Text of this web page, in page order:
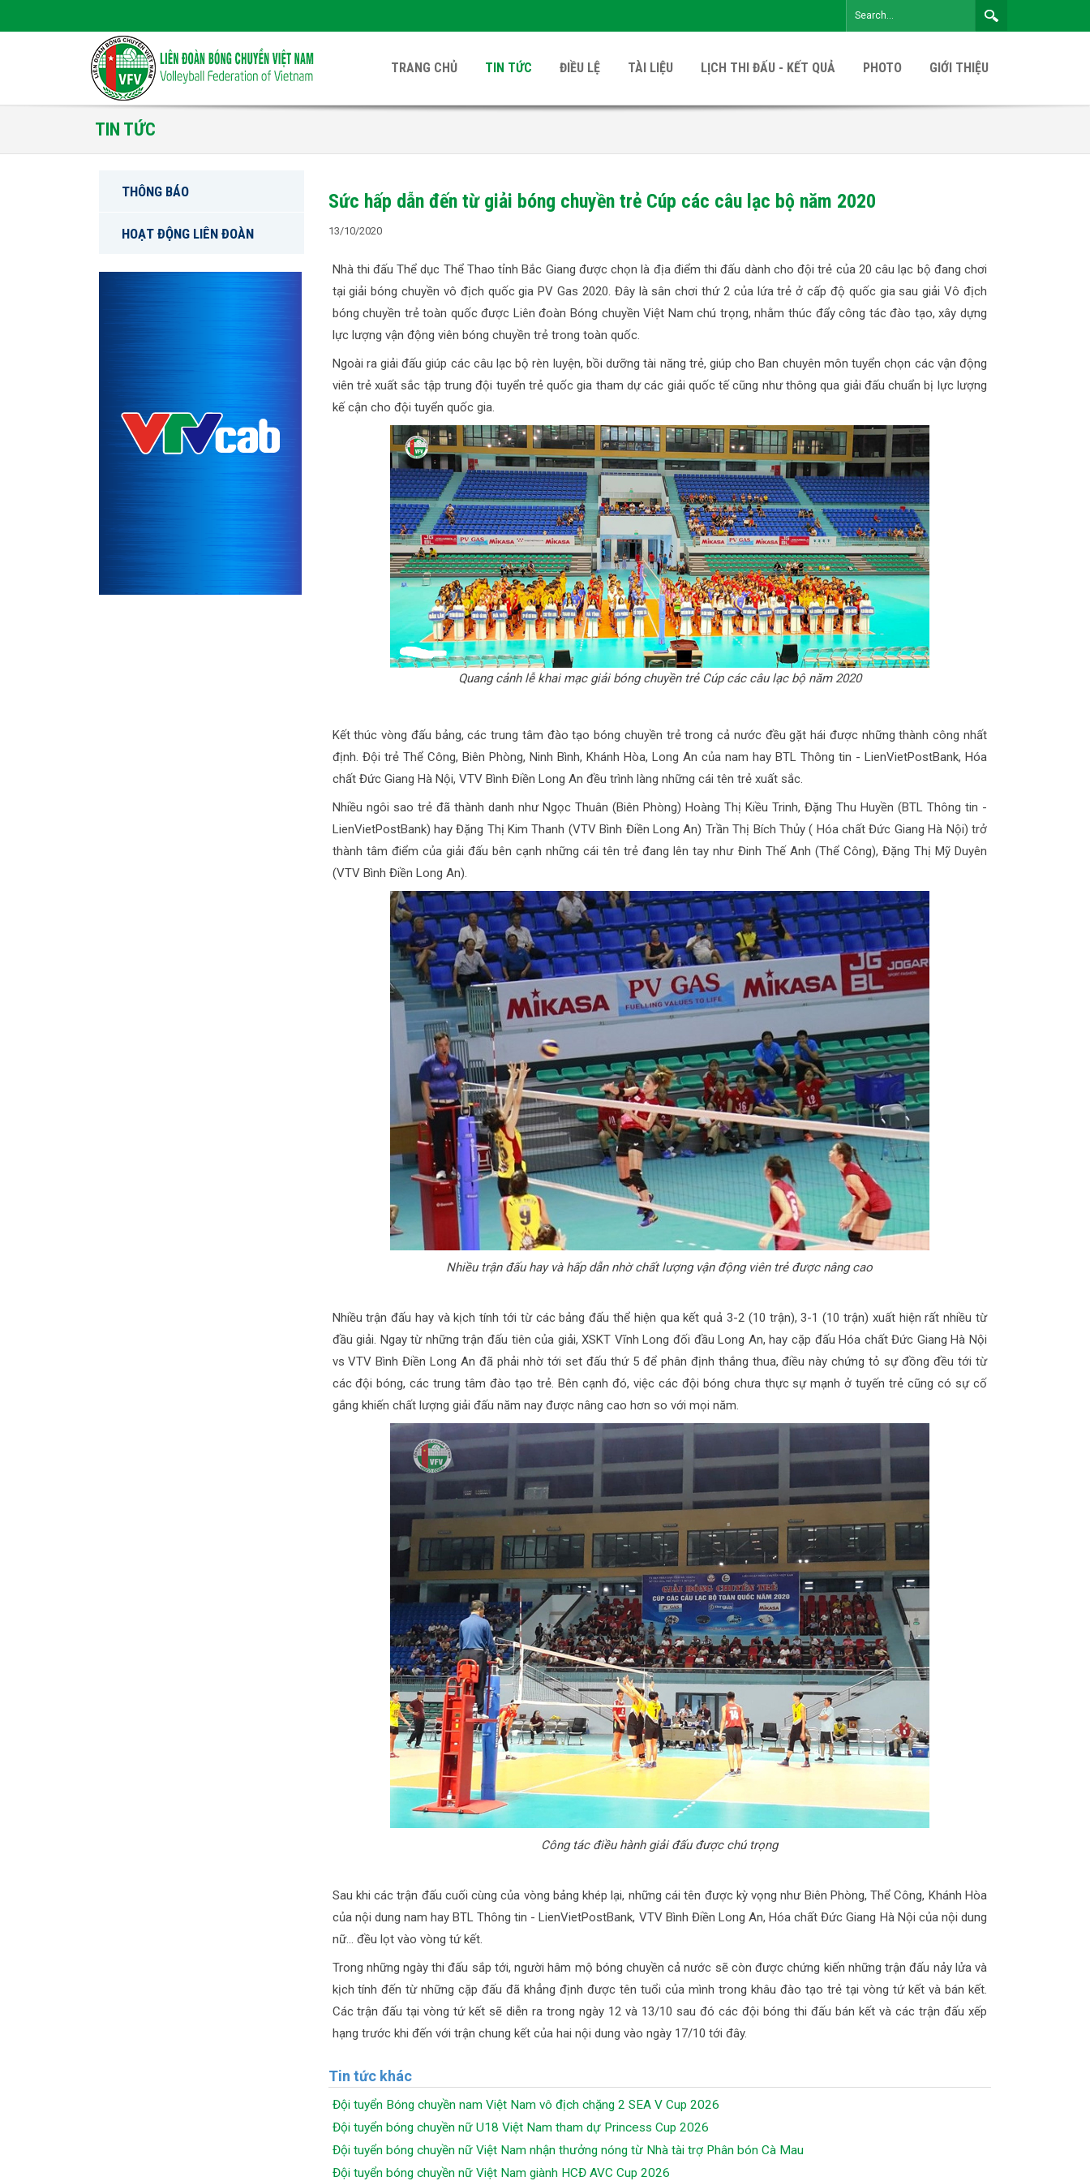
TRANG CHỦ TIN TỨC ĐIỀU LỆ TÀI LIỆU LỊCH THI ĐẤU - KẾT QUẢ PHOTO GIỚI THIỆU
TIN TỨC
THÔNG BÁO
HOẠT ĐỘNG LIÊN ĐOÀN
Sức hấp dẫn đến từ giải bóng chuyền trẻ Cúp các câu lạc bộ năm 2020
13/10/2020
Nhà thi đấu Thể dục Thể Thao tỉnh Bắc Giang được chọn là địa điểm thi đấu dành cho đội trẻ của 20 câu lạc bộ đang chơi
tại giải bóng chuyền vô địch quốc gia PV Gas 2020. Đây là sân chơi thứ 2 của lứa trẻ ở cấp độ quốc gia sau giải Vô địch
bóng chuyền trẻ toàn quốc được Liên đoàn Bóng chuyền Việt Nam chú trọng, nhằm thúc đẩy công tác đào tạo, xây dựng
lực lượng vận động viên bóng chuyền trẻ trong toàn quốc.
Ngoài ra giải đấu giúp các câu lạc bộ rèn luyện, bồi dưỡng tài năng trẻ, giúp cho Ban chuyên môn tuyển chọn các vận động
viên trẻ xuất sắc tập trung đội tuyển trẻ quốc gia tham dự các giải quốc tế cũng như thông qua giải đấu chuẩn bị lực lượng
kế cận cho đội tuyển quốc gia.
Quang cảnh lễ khai mạc giải bóng chuyền trẻ Cúp các câu lạc bộ năm 2020
Kết thúc vòng đấu bảng, các trung tâm đào tạo bóng chuyền trẻ trong cả nước đều gặt hái được những thành công nhất
định. Đội trẻ Thể Công, Biên Phòng, Ninh Bình, Khánh Hòa, Long An của nam hay BTL Thông tin - LienVietPostBank, Hóa
chất Đức Giang Hà Nội, VTV Bình Điền Long An đều trình làng những cái tên trẻ xuất sắc.
Nhiều ngôi sao trẻ đã thành danh như Ngọc Thuân (Biên Phòng) Hoàng Thị Kiều Trinh, Đặng Thu Huyền (BTL Thông tin -
LienVietPostBank) hay Đặng Thị Kim Thanh (VTV Bình Điền Long An) Trần Thị Bích Thủy ( Hóa chất Đức Giang Hà Nội) trở
thành tâm điểm của giải đấu bên cạnh những cái tên trẻ đang lên tay như Đinh Thế Anh (Thể Công), Đặng Thị Mỹ Duyên
(VTV Bình Điền Long An).
Nhiều trận đấu hay và hấp dẫn nhờ chất lượng vận động viên trẻ được nâng cao
Nhiều trận đấu hay và kịch tính tới từ các bảng đấu thể hiện qua kết quả 3-2 (10 trận), 3-1 (10 trận) xuất hiện rất nhiều từ
đầu giải. Ngay từ những trận đấu tiên của giải, XSKT Vĩnh Long đối đầu Long An, hay cặp đấu Hóa chất Đức Giang Hà Nội
vs VTV Bình Điền Long An đã phải nhờ tới set đấu thứ 5 để phân định thắng thua, điều này chứng tỏ sự đồng đều tới từ
các đội bóng, các trung tâm đào tạo trẻ. Bên cạnh đó, việc các đội bóng chưa thực sự mạnh ở tuyến trẻ cũng có sự cố
gắng khiến chất lượng giải đấu năm nay được nâng cao hơn so với mọi năm.
Công tác điều hành giải đấu được chú trọng
Sau khi các trận đấu cuối cùng của vòng bảng khép lại, những cái tên được kỳ vọng như Biên Phòng, Thể Công, Khánh Hòa
của nội dung nam hay BTL Thông tin - LienVietPostBank, VTV Bình Điền Long An, Hóa chất Đức Giang Hà Nội của nội dung
nữ... đều lọt vào vòng tứ kết.
Trong những ngày thi đấu sắp tới, người hâm mộ bóng chuyền cả nước sẽ còn được chứng kiến những trận đấu nảy lửa và
kịch tính đến từ những cặp đấu đã khẳng định được tên tuổi của mình trong khâu đào tạo trẻ tại vòng tứ kết và bán kết.
Các trận đấu tại vòng tứ kết sẽ diễn ra trong ngày 12 và 13/10 sau đó các đội bóng thi đấu bán kết và các trận đấu xếp
hạng trước khi đến với trận chung kết của hai nội dung vào ngày 17/10 tới đây.
Tin tức khác
Đội tuyển Bóng chuyền nam Việt Nam vô địch chặng 2 SEA V Cup 2026
Đội tuyển bóng chuyền nữ U18 Việt Nam tham dự Princess Cup 2026
Đội tuyển bóng chuyền nữ Việt Nam nhận thưởng nóng từ Nhà tài trợ Phân bón Cà Mau
Đội tuyển bóng chuyền nữ Việt Nam giành HCĐ AVC Cup 2026